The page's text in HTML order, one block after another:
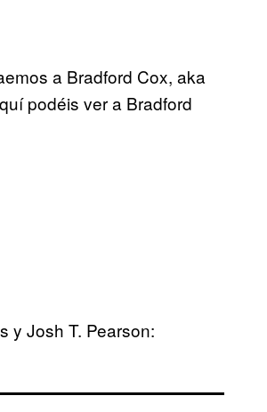
a Bradford Cox, aka
podéis ver a Bradford
y Josh T. Pearson: